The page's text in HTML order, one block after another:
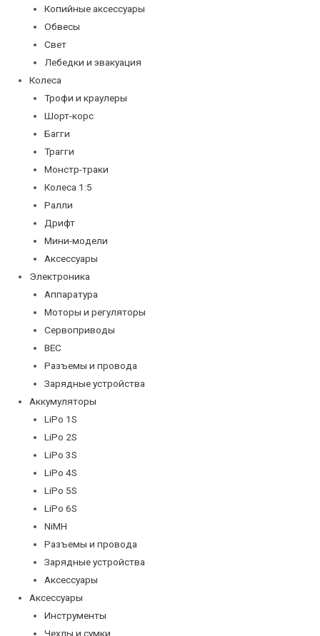
Копийные аксессуары
Обвесы
Свет
Лебедки и эвакуация
Колеса
Трофи и краулеры
Шорт-корс
Багги
Трагги
Монстр-траки
Колеса 1:5
Ралли
Дрифт
Мини-модели
Аксессуары
Электроника
Аппаратура
Моторы и регуляторы
Сервоприводы
BEC
Разъемы и провода
Зарядные устройства
Аккумуляторы
LiPo 1S
LiPo 2S
LiPo 3S
LiPo 4S
LiPo 5S
LiPo 6S
NiMH
Разъемы и провода
Зарядные устройства
Аксессуары
Аксессуары
Инструменты
Чехлы и сумки